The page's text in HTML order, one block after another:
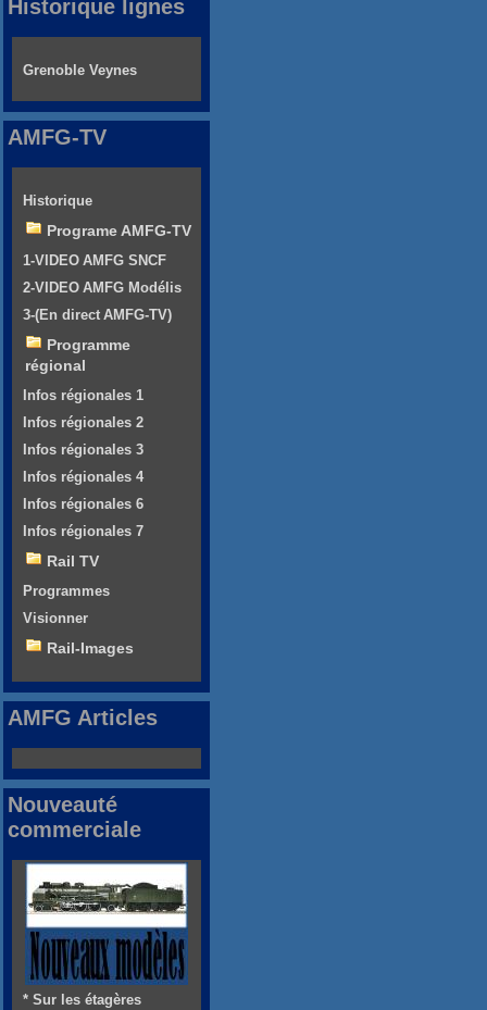
Historique lignes
Grenoble Veynes
AMFG-TV
Historique
Programe AMFG-TV
1-VIDEO AMFG SNCF
2-VIDEO AMFG Modélis
3-(En direct AMFG-TV)
Programme
régional
Infos régionales 1
Infos régionales 2
Infos régionales 3
Infos régionales 4
Infos régionales 6
Infos régionales 7
Rail TV
Programmes
Visionner
Rail-Images
AMFG Articles
Nouveauté
commerciale
* Sur les étagères